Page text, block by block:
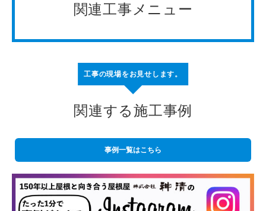
関連工事メニュー
工事の現場をお見せします。
関連する施工事例
事例一覧はこちら